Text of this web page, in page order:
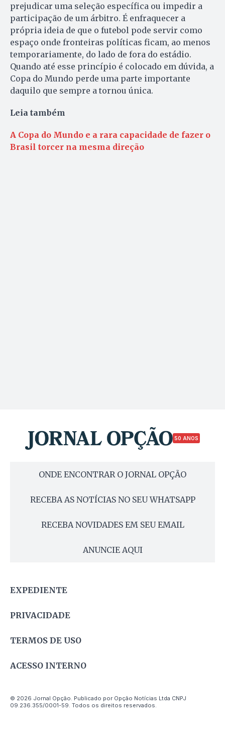
prejudicar uma seleção específica ou impedir a
participação de um árbitro. É enfraquecer a
própria ideia de que o futebol pode servir como
espaço onde fronteiras políticas ficam, ao menos
temporariamente, do lado de fora do estádio.
Quando até esse princípio é colocado em dúvida, a
Copa do Mundo perde uma parte importante
daquilo que sempre a tornou única.
Leia também
A Copa do Mundo e a rara capacidade de fazer o
Brasil torcer na mesma direção
50 ANOS
ONDE ENCONTRAR O JORNAL OPÇÃO
RECEBA AS NOTÍCIAS NO SEU WHATSAPP
RECEBA NOVIDADES EM SEU EMAIL
ANUNCIE AQUI
EXPEDIENTE
PRIVACIDADE
TERMOS DE USO
ACESSO INTERNO
© 2026 Jornal Opção. Publicado por Opção Notícias Ltda CNPJ
09.236.355/0001-59. Todos os direitos reservados.